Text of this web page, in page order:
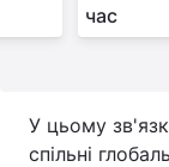
час
У цьому
спільні